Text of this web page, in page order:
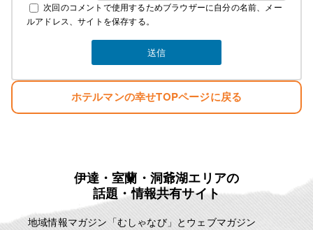
次回のコメントで使用するためブラウザーに自分の名前、メー
ルアドレス、サイトを保存する。
ホテルマンの幸せTOPページに戻る
伊達・室蘭・洞爺湖エリアの
話題・情報共有サイト
地域情報マガジン「むしゃなび」とウェブマガジン